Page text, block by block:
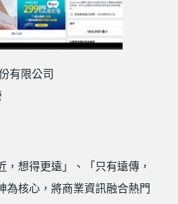
有限公司
，想得更遠」、「只有遠傳，
為核心，將商業資訊融合熱門